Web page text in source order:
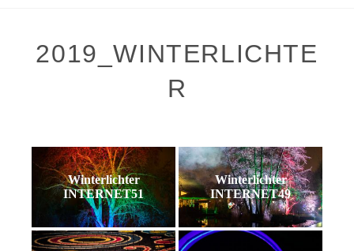
2019_WINTERLICHTE
R
Winterlichter
INTERNET51
Winterlichter
INTERNET49